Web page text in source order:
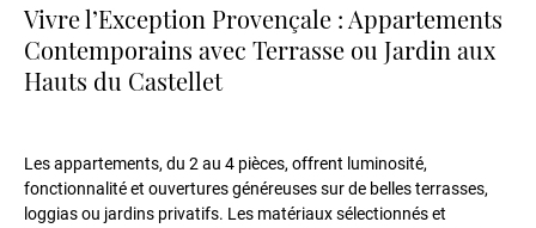
Vivre l’Exception Provençale : Appartements
Contemporains avec Terrasse ou Jardin aux
Hauts du Castellet
Les appartements, du 2 au 4 pièces, offrent luminosité,
fonctionnalité et ouvertures généreuses sur de belles terrasses,
loggias ou jardins privatifs. Les matériaux sélectionnés et